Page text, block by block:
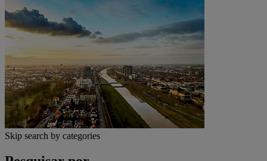
Skip search by categories